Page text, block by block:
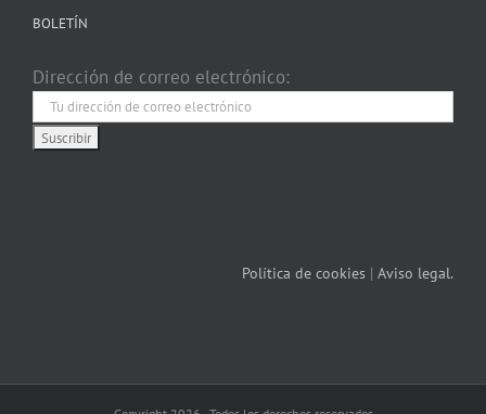
BOLETÍN
Dirección de correo electrónico:
Política de cookies | Aviso legal.